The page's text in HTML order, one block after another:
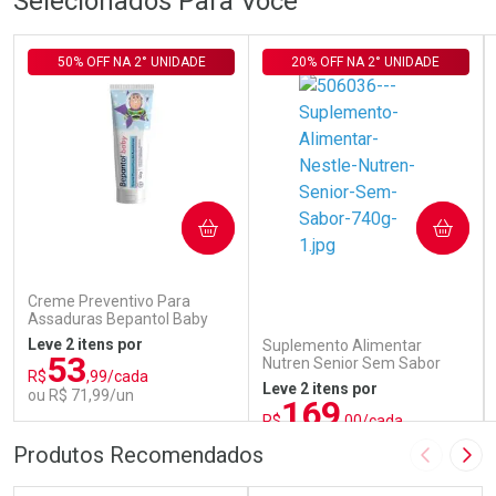
Creme Preventivo Para
Assaduras Bepantol Baby
Toy Story Personagens
Sortidos 120g
50% OFF NA 2° UNIDADE
Leve 2 itens por
R$53,99/cada
ou R$ 71,99/un
COMPRAR
FECHAR
FECHAR
Por Menos
Suplemento Alimentar
Nutren Senior Sem Sabor
740g
20% OFF NA 2° UNIDADE
Leve 2 itens por
R$169,00/cada
COMPRAR
Por Menos
Produtos Recomendados Imagem